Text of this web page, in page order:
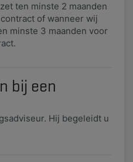
ten minste 2 maanden
of wanneer wij
minste 3 maanden voor
bij een
Hij begeleidt u